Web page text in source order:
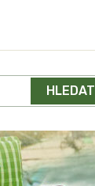
HLEDAT